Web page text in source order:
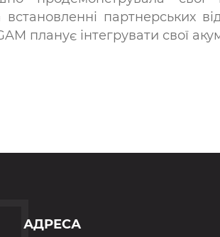
партнерських
планує інтегрувати свої
АДРЕСА